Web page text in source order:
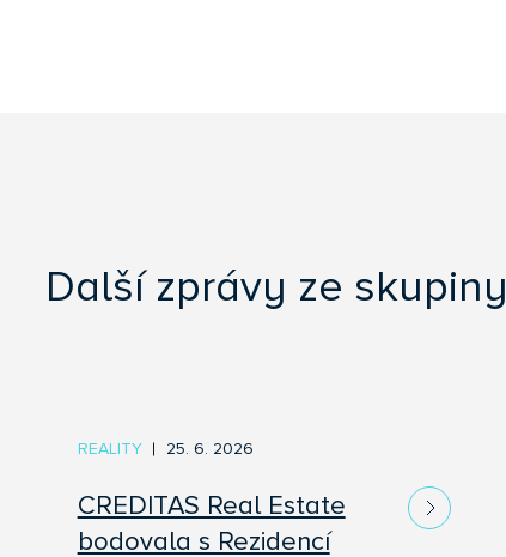
Další zprávy ze skupiny
CREDITAS Real Estate
bodovala s Rezidencí
25. 6. 2026
REALITY